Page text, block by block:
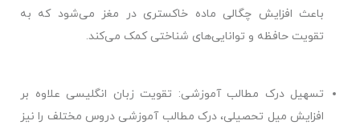
باعث افزایش چگالی ماده خاکستری در مغز می‌شود که به
تقویت حافظه و توانایی‌های شناختی کمک می‌کند.
تسهیل درک مطالب آموزشی: تقویت زبان انگلیسی علاوه بر
افزایش میل تحصیلی، درک مطالب آموزشی دروس مختلف را نیز